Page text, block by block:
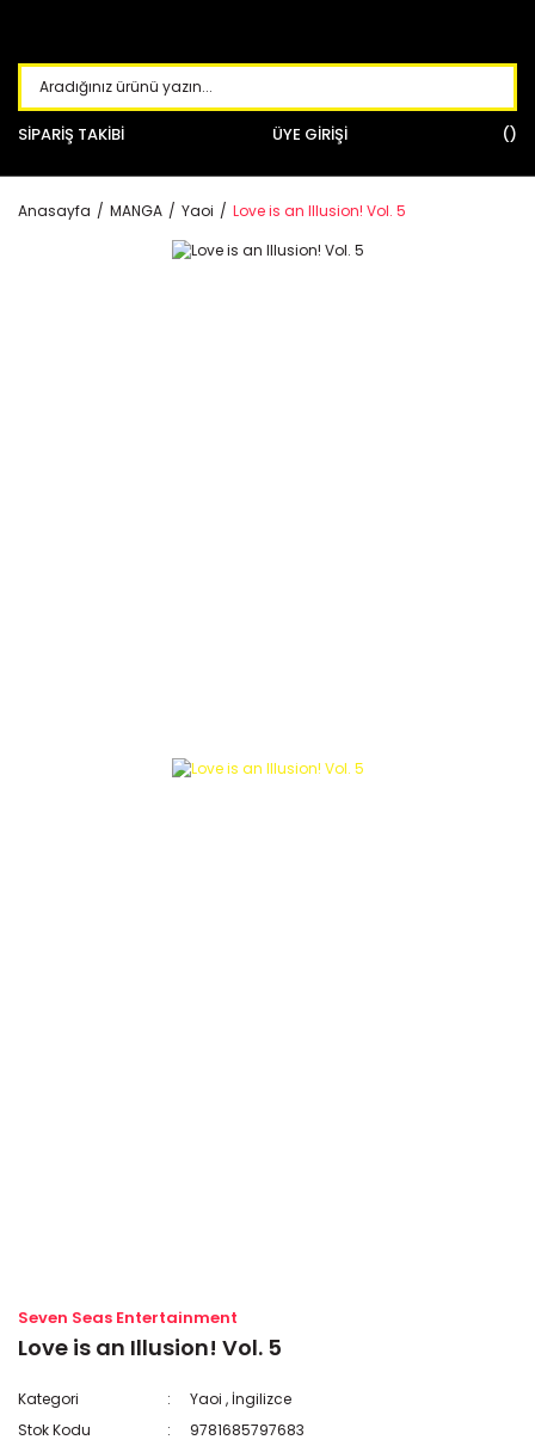
SİPARİŞ TAKİBİ ÜYE GİRİŞİ
Anasayfa MANGA Yaoi Love is an Illusion! Vol. 5
Seven Seas Entertainment
Love is an Illusion! Vol. 5
Kategori Yaoi , İngilizce
Stok Kodu
9781685797683